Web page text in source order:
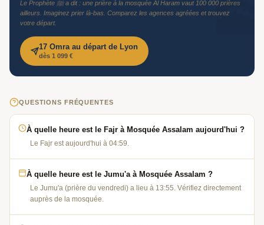
🕋
Le Prophète ﷺ a dit : une prière à la mosquée Al Haram vaut 100 000 prières
ailleurs. Imaginez prier là-bas. Comparez les agences agréées et trouvez
votre départ.
17 Omra au départ de Lyon
dès 1 099 €
QUESTIONS FRÉQUENTES
À quelle heure est le Fajr à Mosquée Assalam aujourd'hui ?
Le Fajr est aujourd'hui à 04:59.
À quelle heure est le Jumu'a à Mosquée Assalam ?
Le Jumu'a (prière du vendredi) a lieu à 13:55. Vérifiez directement
auprès de la mosquée.